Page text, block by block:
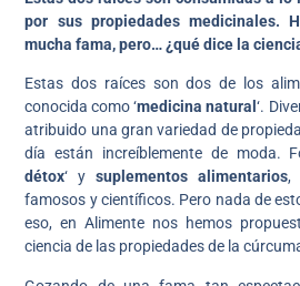
por sus propiedades medicinales.
mucha fama, pero… ¿qué dice la
Estas dos raíces son dos de los
conocida como ‘medicina natural‘.
atribuido una gran variedad de
día están increíblemente de moda.
détox‘ ysuplementos alimentarios,
famosos y científicos. Pero nada de
eso, en Alimente nos hemos
ciencia de las propiedades de la